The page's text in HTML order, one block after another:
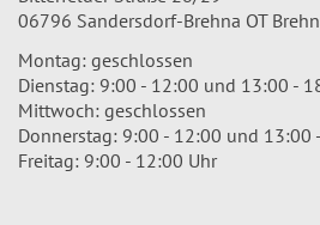
06796 Sandersdorf-Brehna OT
Montag: geschlossen
Dienstag: 9:00 - 12:00 und 13:00 -
Mittwoch: geschlossen
Donnerstag: 9:00 - 12:00 und 13:00
Freitag: 9:00 - 12:00 Uhr